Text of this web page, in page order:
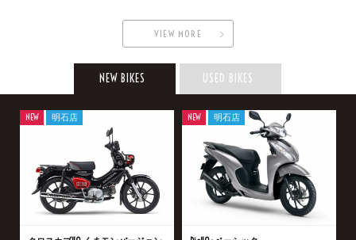
VIEW MORE
NEW BIKES USED BIKES
NEW 明石店 NEW 明石店